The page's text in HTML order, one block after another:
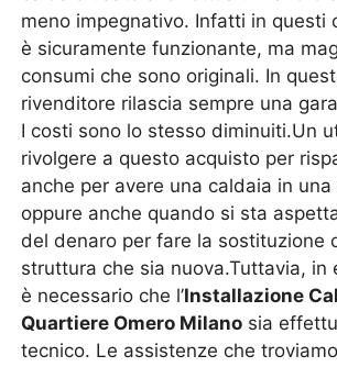
meno impegnativo. Infatti in questi
è sicuramente funzionante, ma
consumi che sono originali. In
rivenditore rilascia sempre una
I costi sono lo stesso diminuiti.Un
rivolgere a questo acquisto per
anche per avere una caldaia in
oppure anche quando si sta
del denaro per fare la sostituzione
struttura che sia nuova.Tuttavia, in
è necessario che l’Installazione
Quartiere Omero Milano sia
tecnico. Le assistenze che